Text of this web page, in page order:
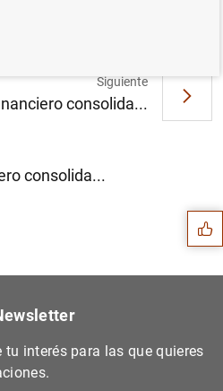
consolida...
Siguiente
consolida...
Sugerencias
tu interés para las que quieres